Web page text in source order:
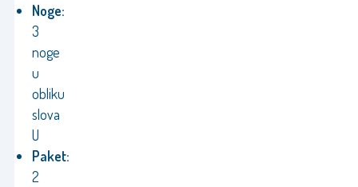
Noge:
3
noge
u
obliku
slova
U
Paket:
2